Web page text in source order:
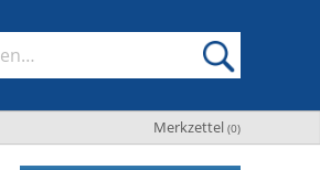
Merkzettel (0)